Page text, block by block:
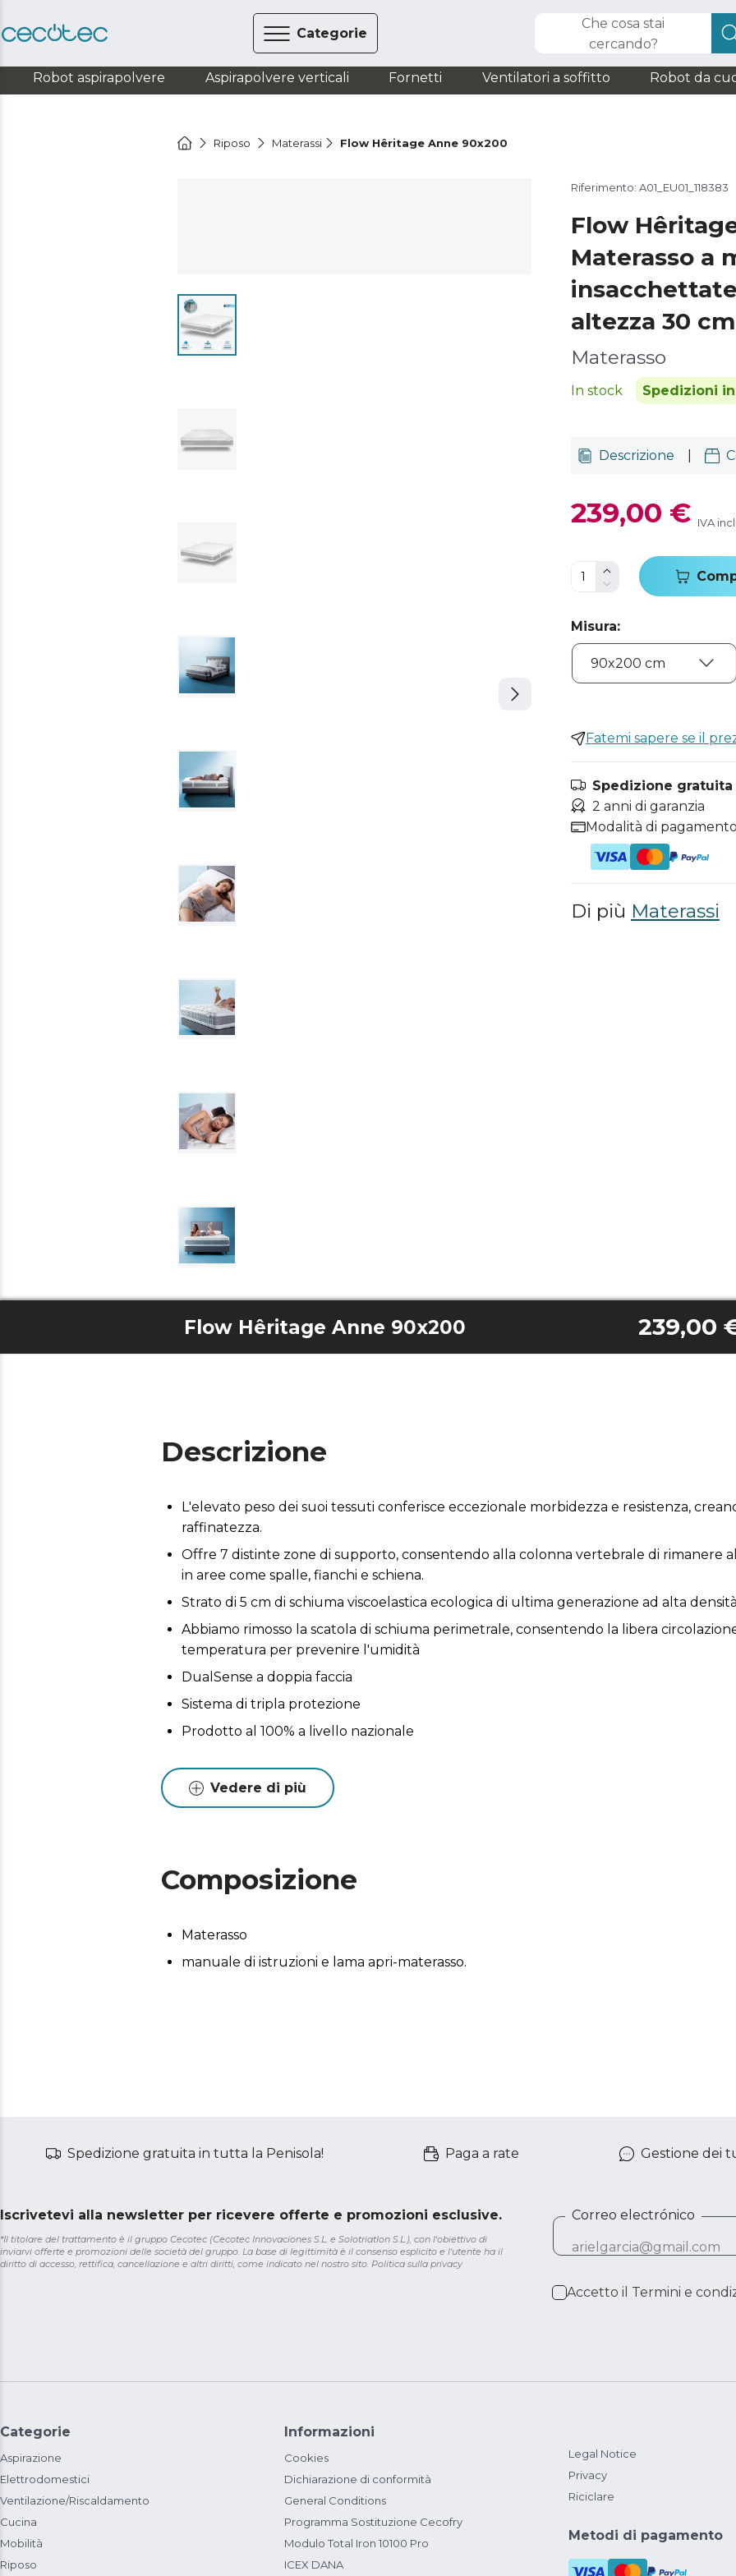
Categorie
Che cosa stai
cercando?
Robot aspirapolvere Aspirapolvere verticali Fornetti Ventilatori a soffitto Robot da
Riposo Materassi Flow Hêritage Anne 90x200
Riferimento: A01_EU01_118383
Flow
Materasso a
altezza 30 cm
Materasso
In stock Spedizioni
Descrizione
239,00 € IVA
Misura:
Fatemi sapere se il
Spedizione gratuita
2 anni di garanzia
Modalità di
Di più Materassi
Flow Hêritage Anne 90x200 239,00
Descrizione
L'elevato peso dei suoi tessuti conferisce eccezionale morbidezza e resistenza,
raffinatezza.
Offre 7 distinte zone di supporto, consentendo alla colonna vertebrale di rimanere
in aree come spalle, fianchi e schiena.
Strato di 5 cm di schiuma viscoelastica ecologica di ultima generazione ad alta
Abbiamo rimosso la scatola di schiuma perimetrale, consentendo la libera
temperatura per prevenire l'umidità
DualSense a doppia faccia
Sistema di tripla protezione
Prodotto al 100% a livello nazionale
Vedere di più
Composizione
Materasso
manuale di istruzioni e lama apri-materasso.
Spedizione gratuita in tutta la Penisola! Paga a rate Gestione dei
Iscrivetevi alla newsletter per ricevere offerte e promozioni esclusive.
*Il titolare del trattamento è il gruppo Cecotec (Cecotec Innovaciones S.L. e Solotriatlon S.L.), con l'obiettivo di
inviarvi offerte e promozioni delle società del gruppo. La base di legittimità è il consenso esplicito e l'utente ha il
diritto di accesso, rettifica, cancellazione e altri diritti, come indicato nel nostro sito. Politica sulla privacy
Correo electrónico
Accetto il Termini e
Categorie
Aspirazione
Elettrodomestici
Ventilazione/Riscaldamento
Cucina
Mobilità
Riposo
Informazioni
Cookies
Dichiarazione di conformità
General Conditions
Programma Sostituzione Cecofry
Modulo Total Iron 10100 Pro
ICEX DANA
Legal Notice
Privacy
Riciclare
Metodi di pagamento